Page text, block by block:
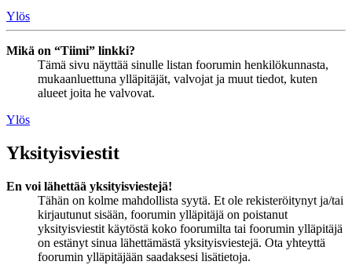
Ylös
Mikä on “Tiimi” linkki?
Tämä sivu näyttää sinulle listan foorumin henkilökunnasta,
mukaanluettuna ylläpitäjät, valvojat ja muut tiedot, kuten
alueet joita he valvovat.
Ylös
Yksityisviestit
En voi lähettää yksityisviestejä!
Tähän on kolme mahdollista syytä. Et ole rekisteröitynyt ja/tai
kirjautunut sisään, foorumin ylläpitäjä on poistanut
yksityisviestit käytöstä koko foorumilta tai foorumin ylläpitäjä
on estänyt sinua lähettämästä yksityisviestejä. Ota yhteyttä
foorumin ylläpitäjään saadaksesi lisätietoja.